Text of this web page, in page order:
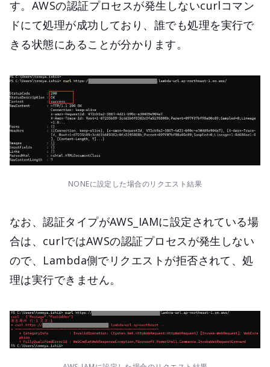
す。AWSの認証プロセスが発生しないcurlコマン
ドにて処理が成功しており、誰でも処理を実行で
きる状態にあることが分かります。
NONEに設定した場合のリクエスト結果
なお、認証タイプがAWS_IAMに設定されている場
合は、curlではAWSの認証プロセスが発生しない
ので、Lambda側でリクエストが拒否されて、処
理は実行できません。